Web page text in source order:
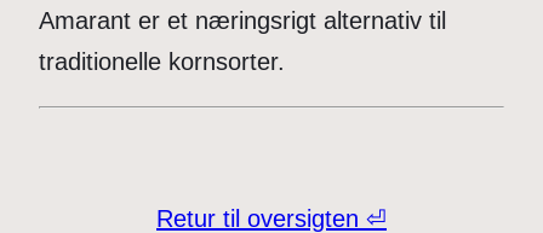
Amarant er et næringsrigt alternativ til
traditionelle kornsorter.
Retur til oversigten ⏎